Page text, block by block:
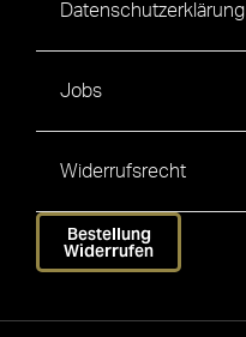
Datenschutzerklärung
Jobs
Widerrufsrecht
Bestellung
Widerrufen